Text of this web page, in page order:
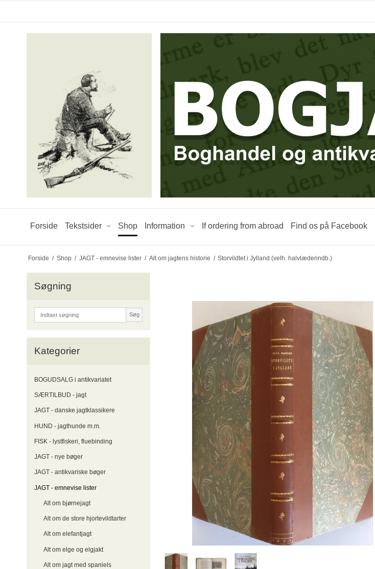
Forside Tekstsider Shop Information If ordering from abroad Find os på Facebook
Forside / Shop / JAGT - emnevise lister / Alt om jagtens historie / Storvildtet i Jylland (velh. halvlæderindb.)
Søgning
Søg
Kategorier
BOGUDSALG i antikvariatet
SÆRTILBUD - jagt
JAGT - danske jagtklassikere
HUND - jagthunde m.m.
FISK - lystfiskeri, fluebinding
JAGT - nye bøger
JAGT - antikvariske bøger
JAGT - emnevise lister
Alt om bjørnejagt
Alt om de store hjortevildtarter
Alt om elefantjagt
Alt om elge og elgjakt
Alt om jagt med spaniels